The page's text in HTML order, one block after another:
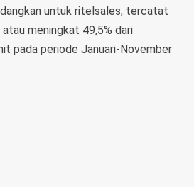
untuk ritelsales, tercatat
meningkat 49,5% dari
pada periode Januari-November